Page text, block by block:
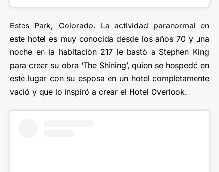
Estes Park, Colorado. La actividad paranormal en
este hotel es muy conocida desde los años 70 y una
noche en la habitación 217 le bastó a Stephen King
para crear su obra ‘The Shining’, quien se hospedó en
este lugar con su esposa en un hotel completamente
vació y que lo inspiró a crear el Hotel Overlook.